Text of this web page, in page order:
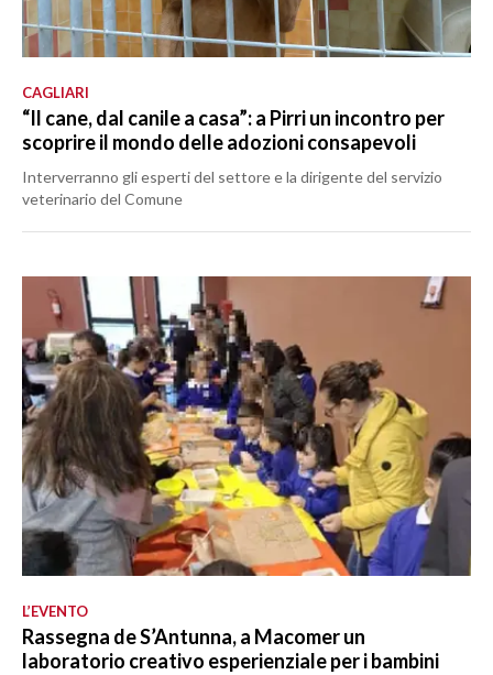
CAGLIARI
“Il cane, dal canile a casa”: a Pirri un incontro per
scoprire il mondo delle adozioni consapevoli
Interverranno gli esperti del settore e la dirigente del servizio
veterinario del Comune
L’EVENTO
Rassegna de S’Antunna, a Macomer un
laboratorio creativo esperienziale per i bambini